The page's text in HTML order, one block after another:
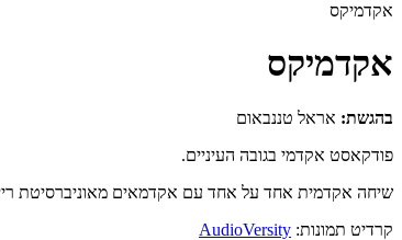
אקדמיקס
אקדמיקס
בהגשת: אראל טננבאום
פודקאסט אקדמי בגובה העיניים.
שיחה אקדמית אחד על אחד עם אקדמאים מאוניברסיטת
קרדיט תמונות: AudioVersity